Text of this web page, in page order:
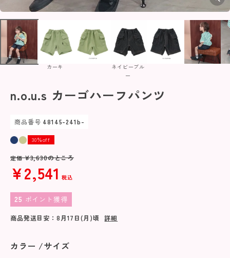
カーキ
ネイビーブル
ー
n.o.u.s カーゴハーフパンツ
商品番号 48145-241b-
30％off
定価 ¥3,630のところ
¥2,541 税込
25 ポイント獲得
商品発送目安： 8月17日(月)頃 詳細
カラー サイズ